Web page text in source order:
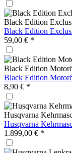
Black Edition
Black Edition
59,00 € *
Black Edition
Black Edition
8,90 € *
Husqvarna
Husqvarna
1.899,00 € *